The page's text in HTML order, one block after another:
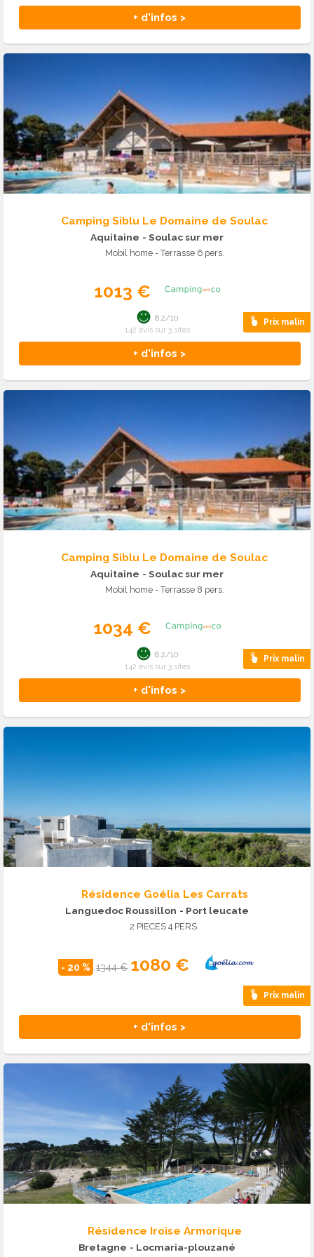
+ d'infos >
Camping Siblu Le Domaine de Soulac
Aquitaine - Soulac sur mer
Mobil home - Terrasse 6 pers.
1013 €
Prix malin
+ d'infos >
8.2/10
142 avis sur 3 sites
Camping Siblu Le Domaine de Soulac
Aquitaine - Soulac sur mer
Mobil home - Terrasse 8 pers.
1034 €
Prix malin
+ d'infos >
8.2/10
142 avis sur 3 sites
Résidence Goélia Les Carrats
Languedoc Roussillon - Port leucate
2 PIECES 4 PERS.
- 20 % 1344 € 1080 €
Prix malin
+ d'infos >
Résidence Iroise Armorique
Bretagne - Locmaria-plouzané